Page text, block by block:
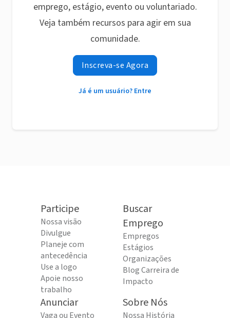
emprego, estágio, evento ou voluntariado.
Veja também recursos para agir em sua
comunidade.
Inscreva-se Agora
Já é um usuário? Entre
Participe
Nossa visão
Divulgue
Planeje com
antecedência
Use a logo
Apoie nosso
trabalho
Buscar
Emprego
Empregos
Estágios
Organizações
Blog Carreira de
Impacto
Anunciar
Vaga ou Evento
Sobre Nós
Nossa História